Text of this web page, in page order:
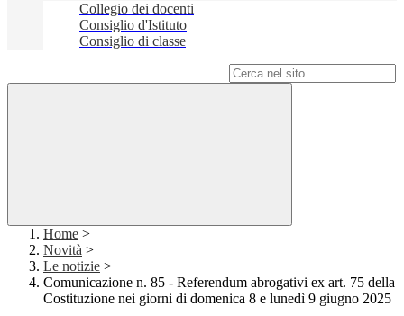
Collegio dei docenti
Consiglio d'Istituto
Consiglio di classe
Home >
Novità >
Le notizie >
Comunicazione n. 85 - Referendum abrogativi ex art. 75 della
Costituzione nei giorni di domenica 8 e lunedì 9 giugno 2025